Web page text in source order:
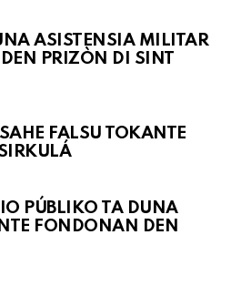
ASISTENSIA MILITAR
PRIZÒN DI SINT
FALSU TOKANTE
PÚBLIKO TA DUNA
FONDONAN DEN